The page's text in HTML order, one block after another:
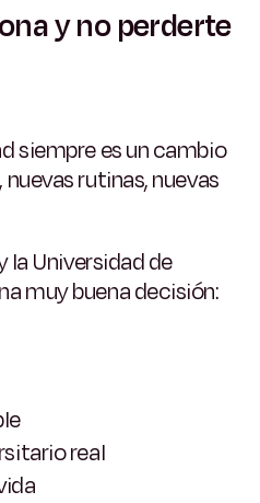
y no perderte
siempre es un cambio
rutinas, nuevas
la Universidad de
muy buena decisión:
real